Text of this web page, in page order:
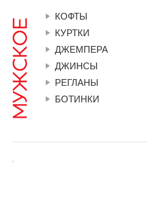
КОФТЫ
КУРТКИ
ДЖЕМПЕРА
ДЖИНСЫ
РЕГЛАНЫ
БОТИНКИ